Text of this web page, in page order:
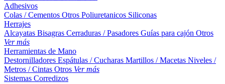
Adhesivos
Colas / Cementos Otros Poliuretanicos Siliconas
Herrajes
Alcayatas Bisagras Cerraduras / Pasadores Guías para cajón Otros
Ver más
Herramientas de Mano
Destornilladores Espátulas / Cucharas Martillos / Macetas Niveles /
Metros / Cintas Otros Ver más
Sistemas Corredizos